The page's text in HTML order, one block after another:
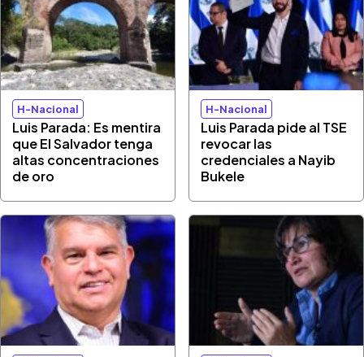
H-Nacional
Luis Parada: Es mentira
que El Salvador tenga
altas concentraciones
de oro
H-Nacional
Luis Parada pide al TSE
revocar las
credenciales a Nayib
Bukele